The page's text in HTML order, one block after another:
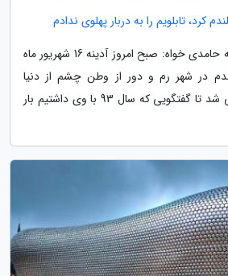
کرد، تابلویم را به دربار پهلوی ندادم
خبرنگاران-گروه هنر-فاطمه حامدی خواه: صبح امروز آدینه 16 شهریور ماه
در شهر رم و دور از وطن چشم از دنیا
فروبست. فقدان او دلیلی شد تا گفتگویی که سال 93 با وی داشتیم بار